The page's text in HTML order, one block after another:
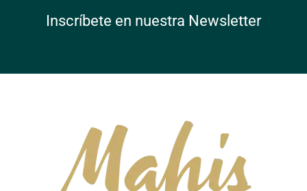
Inscríbete en nuestra Newsletter